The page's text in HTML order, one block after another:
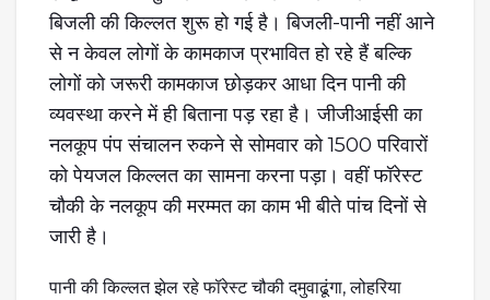
बिजली की किल्लत शुरू हो गई है। बिजली-पानी नहीं आने
से न केवल लोगों के कामकाज प्रभावित हो रहे हैं बल्कि
लोगों को जरूरी कामकाज छोड़कर आधा दिन पानी की
व्यवस्था करने में ही बिताना पड़ रहा है। जीजीआईसी का
नलकूप पंप संचालन रुकने से सोमवार को 1500 परिवारों
को पेयजल किल्लत का सामना करना पड़ा। वहीं फॉरेस्ट
चौकी के नलकूप की मरम्मत का काम भी बीते पांच दिनों से
जारी है।
पानी की किल्लत झेल रहे फॉरेस्ट चौकी दमुवाढूंगा, लोहरिया